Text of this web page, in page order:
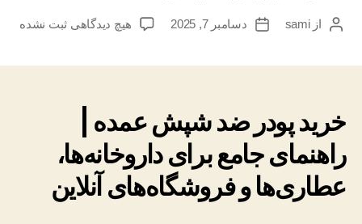
نویسندهٔ
ازsami
تاریخدسامبر 7, 2025 هیچ دیدگاهی برای
ثبت نشده
خرید پودر ضد شپش عمده |
راهنمای جامع برای داروخانه‌ها،
عطاری‌ها و فروشگاه‌های آنلاین